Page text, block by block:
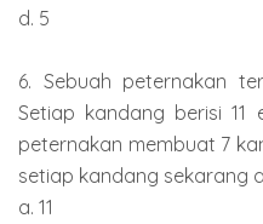
d. 5
6. Sebuah peternakan
Setiap kandang berisi 11
peternakan membuat 7
setiap kandang sekarang
a. 11